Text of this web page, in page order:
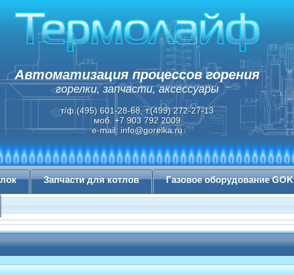
Автоматизация процессов горения
горелки, запчасти, аксессуары
т/ф.(495) 601-28-68, т.(499) 272-27-13
моб. +7 903 792 2009
e-mail: info@gorelka.ru
Запчасти для котлов Газовое оборудование GOK